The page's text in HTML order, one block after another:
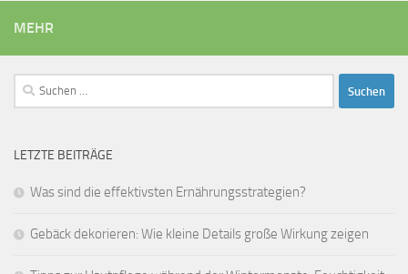
MEHR
Suchen
nach:
LETZTE BEITRÄGE
Was sind die effektivsten Ernährungsstrategien?
Gebäck dekorieren: Wie kleine Details große Wirkung zeigen